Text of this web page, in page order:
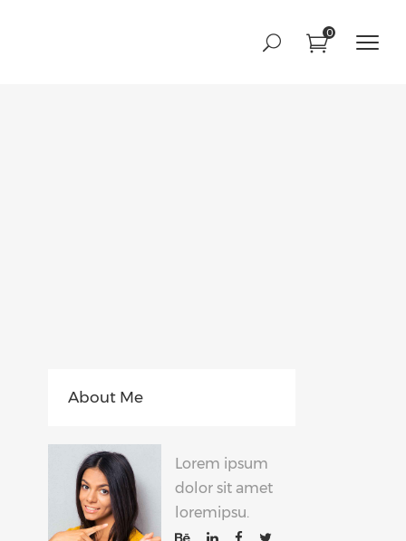
0
About Me
Lorem ipsum
dolor sit amet
loremipsu.